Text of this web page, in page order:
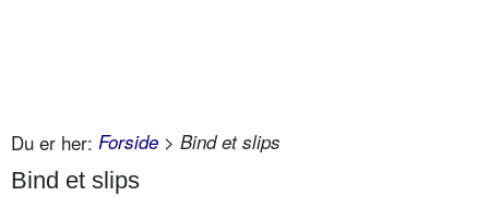
Du er her: Forside > Bind et slips
Bind et slips